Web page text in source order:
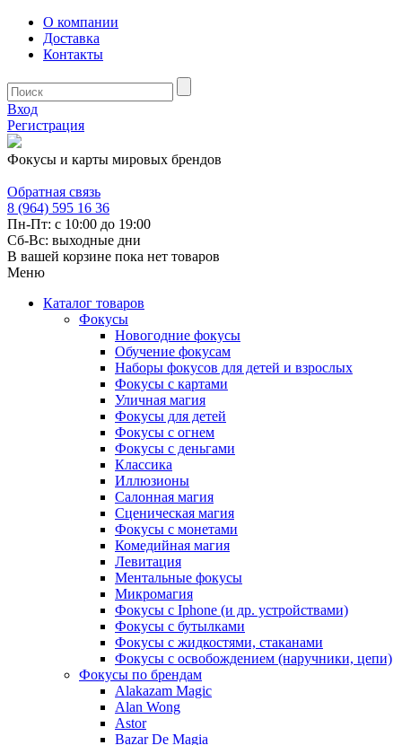
О компании
Доставка
Контакты
Вход
Регистрация
Фокусы и карты мировых брендов
Обратная связь
8 (964) 595 16 36
Пн-Пт: с 10:00 до 19:00
Сб-Вс: выходные дни
В вашей корзине пока нет товаров
Меню
Каталог товаров
Фокусы
Новогодние фокусы
Обучение фокусам
Наборы фокусов для детей и взрослых
Фокусы с картами
Уличная магия
Фокусы для детей
Фокусы с огнем
Фокусы с деньгами
Классика
Иллюзионы
Салонная магия
Сценическая магия
Фокусы с монетами
Комедийная магия
Левитация
Ментальные фокусы
Микромагия
Фокусы с Iphone (и др. устройствами)
Фокусы с бутылками
Фокусы с жидкостями, стаканами
Фокусы с освобождением (наручники, цепи)
Фокусы по брендам
Alakazam Magic
Alan Wong
Astor
Bazar De Magia